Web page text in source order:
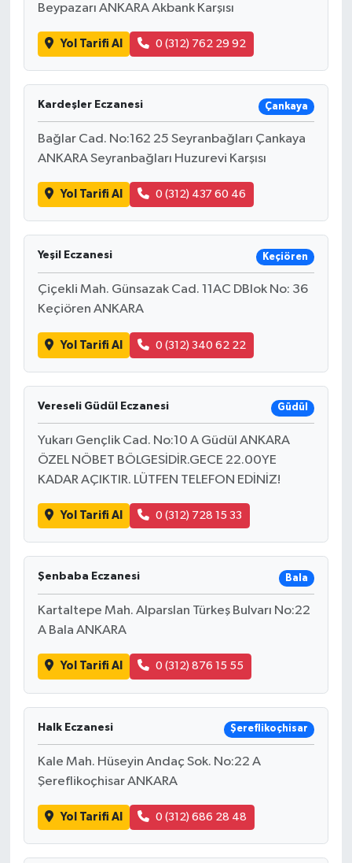
Beypazarı ANKARA Akbank Karşısı
Yol Tarifi Al 0 (312) 762 29 92
Kardeşler Eczanesi Çankaya
Bağlar Cad. No:162 25 Seyranbağları Çankaya
ANKARA Seyranbağları Huzurevi Karşısı
Yol Tarifi Al 0 (312) 437 60 46
Yeşil Eczanesi Keçiören
Çiçekli Mah. Günsazak Cad. 11AC DBlok No: 36
Keçiören ANKARA
Yol Tarifi Al 0 (312) 340 62 22
Vereseli Güdül Eczanesi Güdül
Yukarı Gençlik Cad. No:10 A Güdül ANKARA
ÖZEL NÖBET BÖLGESİDİR.GECE 22.00YE
KADAR AÇIKTIR. LÜTFEN TELEFON EDİNİZ!
Yol Tarifi Al 0 (312) 728 15 33
Şenbaba Eczanesi Bala
Kartaltepe Mah. Alparslan Türkeş Bulvarı No:22
A Bala ANKARA
Yol Tarifi Al 0 (312) 876 15 55
Halk Eczanesi Şereflikoçhisar
Kale Mah. Hüseyin Andaç Sok. No:22 A
Şereflikoçhisar ANKARA
Yol Tarifi Al 0 (312) 686 28 48